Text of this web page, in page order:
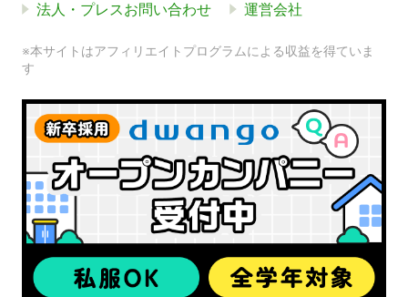
法人・プレスお問い合わせ 運営会社
※本サイトはアフィリエイトプログラムによる収益を得ていま
す